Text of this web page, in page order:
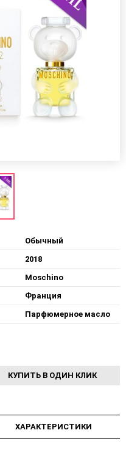
Обычный
2018
Moschino
Франция
Парфюмерное масло
КУПИТЬ В ОДИН КЛИК
ХАРАКТЕРИСТИКИ